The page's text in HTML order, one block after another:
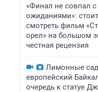
«Финал не совпал с
ожиданиями»:
смотреть фильм
орел» на большом
честная рецензия
Лимонные
европейский
очередь к статуе